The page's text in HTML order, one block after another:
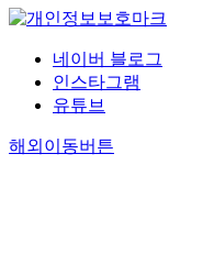
네이버 블로그
인스타그램
유튜브
해외이동버튼